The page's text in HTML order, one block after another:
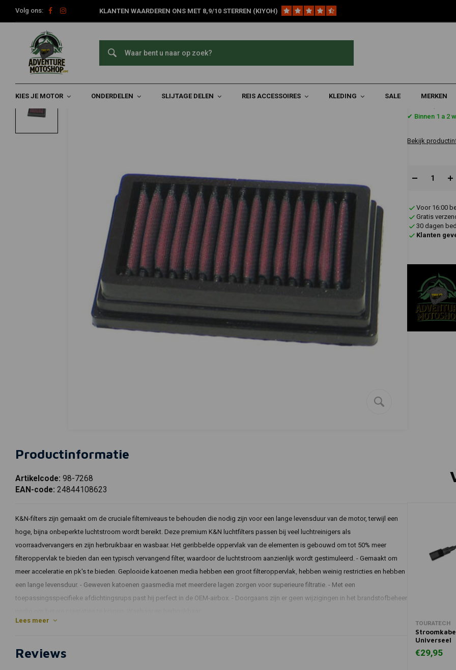
Volg ons: KLANTEN WAARDEREN ONS MET 8,9/10 STERREN (KIYOH)
KIES JE MOTOR ONDERDELEN SLIJTAGE DELEN REIS ACCESSOIRES KLEDING SALE MERKEN
Home Slijtage Delen Filters Luchtfilters Vervangend Luchtfilter | BMW HP2 Enduro/R1200GS/Adventure/HP2
Vervangend Luchtfilter | BMW HP2 Enduro/R1200GS/Adventure/HP2
0/5 (0 reviews)
€79,06
✔ Binnen 1 a 2
Bekijk
Voor 16:00
Gratis
30 dagen
Klanten
Productinformatie
Artikelcode: 98-7268
EAN-code: 24844108623
K&N-filters zijn gemaakt om de cruciale filterniveaus te behouden die nodig zijn voor een lange levensduur van de motor, terwijl een
hoge, bijna onbeperkte luchtstroom wordt bereikt. Deze premium K&N luchtfilters passen bij veel luchtreinigers als
voorraadvervangers en zijn herbruikbaar en wasbaar. Het geribbelde oppervlak van de elementen is gebouwd om tot 50% meer
filteroppervlak te bieden dan een typisch vervangend filter, waardoor de luchtstroom aanzienlijk wordt gestimuleerd. - Gemaakt om
meer acceleratie en pk's te bieden. Geplooide katoenen media hebben een groot filteroppervlak, hebben weinig restricties en hebben
een lange levensduur. - Geweven katoenen gaasmedia met meerdere lagen zorgen voor superieure filtratie. - Met een
toepassingsspecifieke afdichtingsrups past hij perfect in de OEM-airbox. - Doorgaans zijn er geen wijzigingen in het brandstofbeheer
Maken
Lees meer
Reviews
In
TOURATECH
Universeel
€29,95